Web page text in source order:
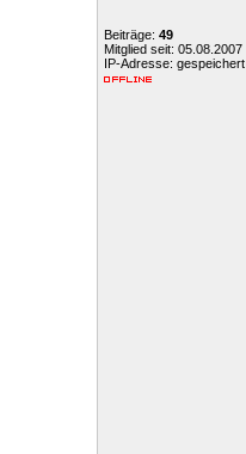
Beiträge: 49
Mitglied seit: 05.08.2007
IP-Adresse: gespeichert